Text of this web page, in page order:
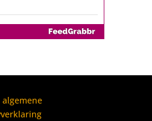
die er eerder niet zat.
algemene